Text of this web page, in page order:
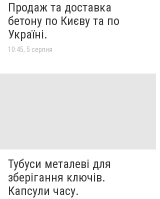
Продаж та доставка
бетону по Києву та по
Україні.
10:45, 5 серпня
Тубуси металеві для
зберігання ключів.
Капсули часу.